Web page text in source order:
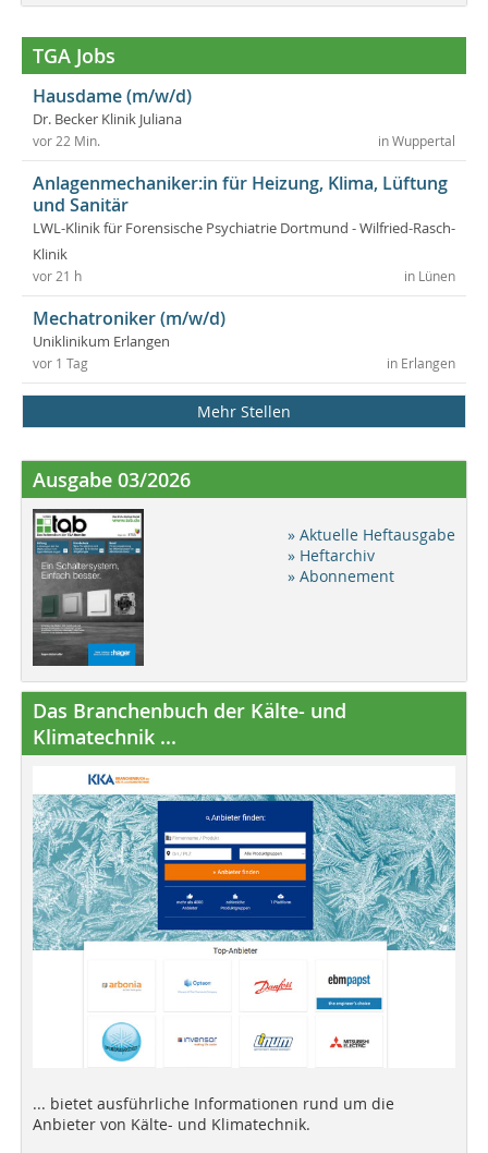
TGA Jobs
Hausdame (m/w/d)
Dr. Becker Klinik Juliana
in Wuppertal
vor 22 Min.
Anlagenmechaniker:in für Heizung, Klima, Lüftung
und Sanitär
LWL-Klinik für Forensische Psychiatrie Dortmund - Wilfried-Rasch-
Klinik
in Lünen
vor 21 h
Mechatroniker (m/w/d)
Uniklinikum Erlangen
in Erlangen
vor 1 Tag
Mehr Stellen
Ausgabe 03/2026
» Aktuelle Heftausgabe
» Heftarchiv
» Abonnement
Das Branchenbuch der Kälte- und
Klimatechnik ...
... bietet ausführliche Informationen rund um die
Anbieter von Kälte- und Klimatechnik.